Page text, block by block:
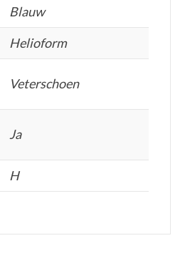
Blauw
Helioform
Veterschoen
Ja
H